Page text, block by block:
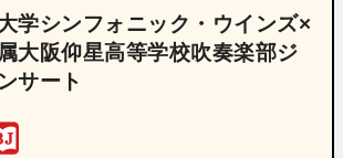
学シンフォニック・ウインズ×
大阪仰星高等学校吹奏楽部ジ
サート